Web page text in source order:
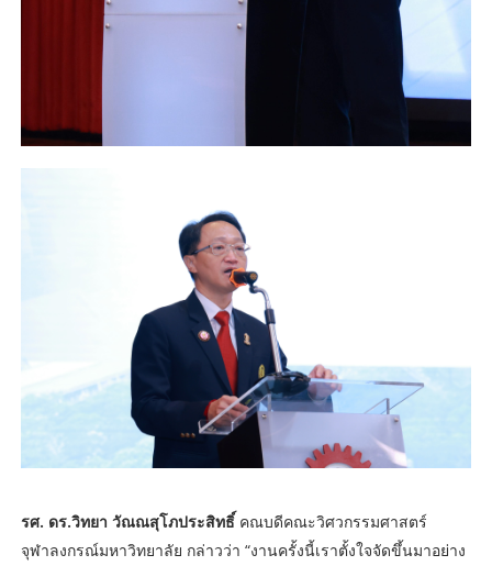
รศ. ดร.วิทยา วัณณสุโภประสิทธิ์คณบดีคณะวิศวกรรมศาสตร์
จุฬาลงกรณ์มหาวิทยาลัย กล่าวว่า “งานครั้งนี้เราตั้งใจจัดขึ้นมาอย่าง